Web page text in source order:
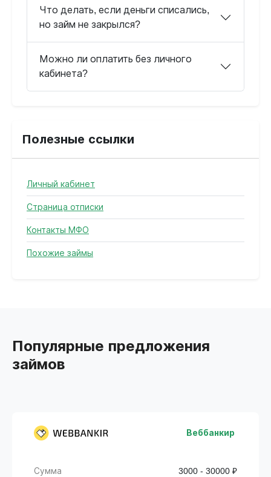
Что делать, если деньги списались,
но займ не закрылся?
Можно ли оплатить без личного
кабинета?
Полезные ссылки
Личный кабинет
Страница отписки
Контакты МФО
Похожие займы
Популярные предложения
займов
Веббанкир
Сумма 3000 - 30000 ₽